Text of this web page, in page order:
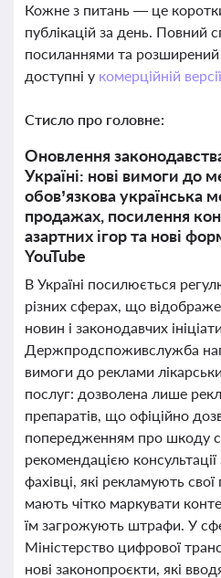
Кожне з питань — це
публікацій за день. Повний
посиланнями та розширений
доступні у комерційній
Стисло про головне:
Оновлення
Україні: нові вимоги до
обов’язкова українська
продажах, посилення
азартних ігор та нові
YouTube
В Україні посилюється
різних сферах, що
новин і законодавчих
Держпродспоживслужба
вимоги до реклами
послуг: дозволена лише
препаратів, що офіційно
попередженням про шкоду
рекомендацією
фахівці, які рекламують
мають чітко маркувати
їм загрожують штрафи. У
Міністерство цифрової
нові законопроєкти, які